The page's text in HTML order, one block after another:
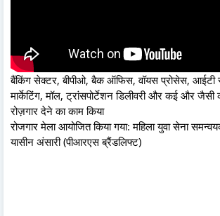
बैंकिंग सेक्टर, बीपीओ, बैक ऑफिस, वॉयस प्रोसेस,
मार्केटिंग, मॉल, ट्रांसपोर्टेशन डिलीवरी और कई और
रोज़गार देने का काम किया
रोजगार मेला आयोजित किया गया: महिला युवा सेना
यासीन अंसारी (पीआरएस ब्रैंडलिफ्ट)